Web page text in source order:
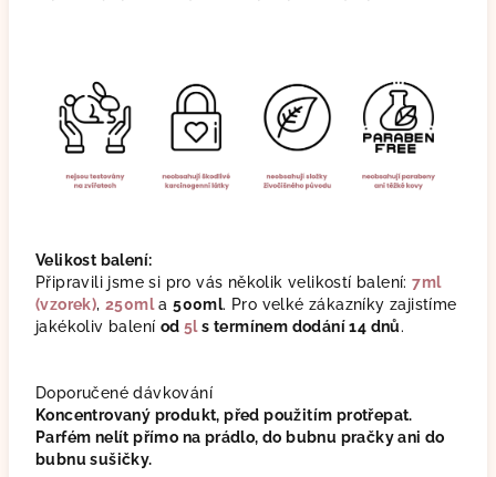
Velikost balení:
Připravili jsme si pro vás několik velikostí balení:7ml
(vzorek),250mla500ml. Pro velké zákazníky zajistíme
jakékoliv balení od 5ls termínem dodání 14 dnů.
Doporučené dávkování
Koncentrovaný produkt, před použitím protřepat.
Parfém nelít přímo na prádlo, do bubnu pračky ani do
bubnu sušičky.